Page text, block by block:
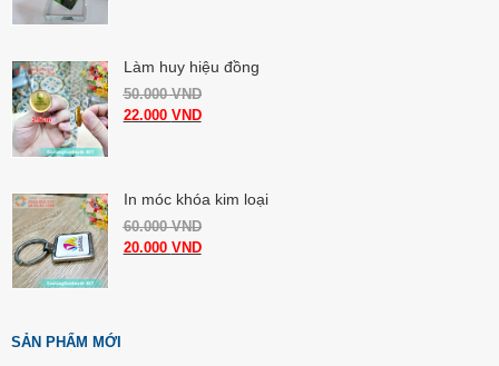
Làm huy hiệu đồng
50.000VND
22.000 VND
In móc khóa kim loại
60.000VND
20.000 VND
SẢN PHẨM MỚI